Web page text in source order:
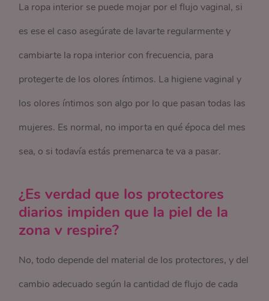
La ropa interior se puede mojar por el flujo vaginal, si
es ese el caso asegúrate de lavarte regularmente y
cambiarte la ropa interior con frecuencia, para
protegerte de los olores íntimos. La higiene vaginal y
los olores íntimos son algo por lo que pasan todas las
mujeres. Es normal, no importa en qué época del mes
sea, o si todavía estás premenarca te va a pasar.
¿Es verdad que los protectores
diarios impiden que la piel de la
zona v respire?
No, todo depende del material de los protectores, y del
cambio adecuado según la cantidad de flujo de cada